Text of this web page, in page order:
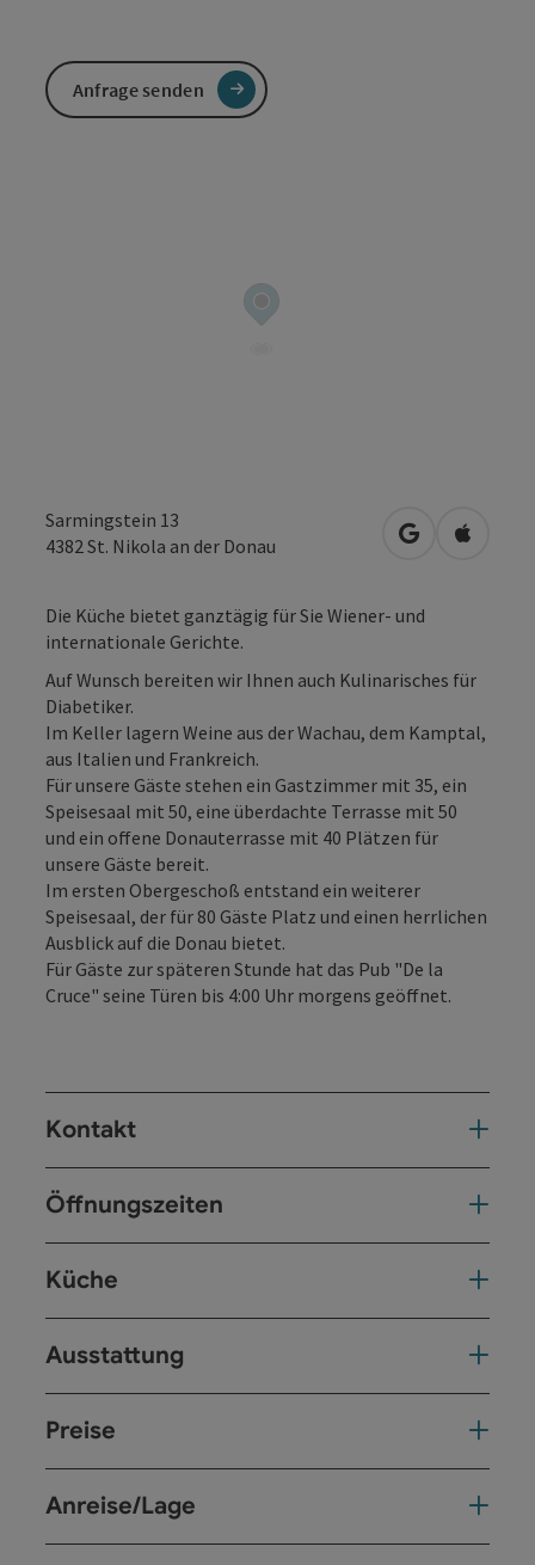
Sarmingstein 13
4382St. Nikola an der Donau in Google
in
Die Küche bietet ganztägig für Sie Wiener- und
internationale Gerichte.
Auf Wunsch bereiten wir Ihnen auch Kulinarisches für
Diabetiker.
Im Keller lagern Weine aus der Wachau, dem Kamptal,
aus Italien und Frankreich.
Für unsere Gäste stehen ein Gastzimmer mit 35, ein
Speisesaal mit 50, eine überdachte Terrasse mit 50
und ein offene Donauterrasse mit 40 Plätzen für
unsere Gäste bereit.
Im ersten Obergeschoß entstand ein weiterer
Speisesaal, der für 80 Gäste Platz und einen herrlichen
Ausblick auf die Donau bietet.
Für Gäste zur späteren Stunde hat das Pub "De la
Cruce" seine Türen bis 4:00 Uhr morgens geöffnet.
Kontakt
Öffnungszeiten
Küche
Ausstattung
Preise
Anreise/Lage
Anfrage senden